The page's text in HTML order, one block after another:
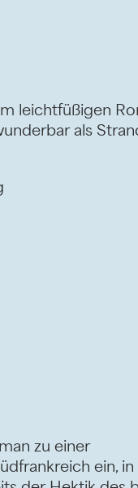
leichtfüßigen
als
zu einer
ein, in